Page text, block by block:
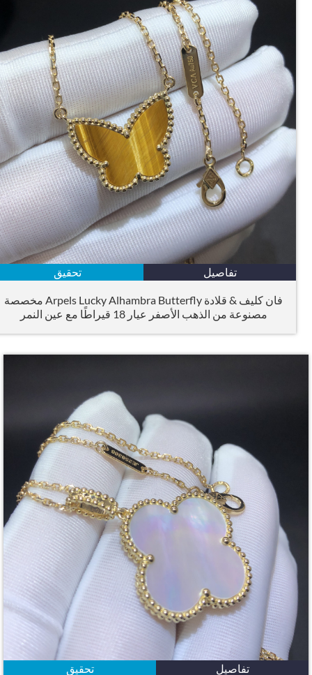
تفاصيل تحقيق
فان كليف & قلادة Arpels Lucky Alhambra Butterfly مخصصة
مصنوعة من الذهب الأصفر عيار 18 قيراطًا مع عين النمر
تفاصيل تحقيق